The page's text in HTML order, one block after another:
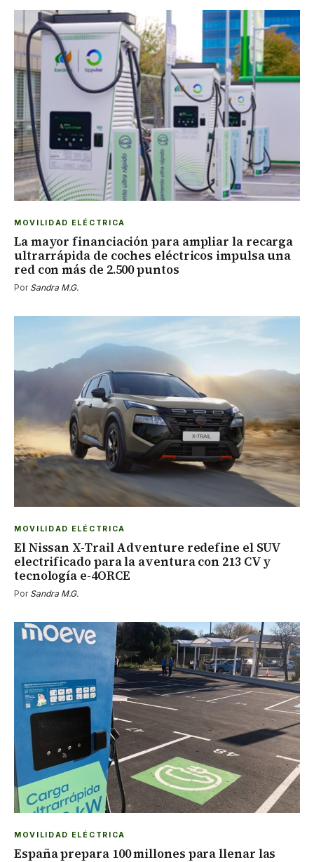
MOVILIDAD ELÉCTRICA
La mayor financiación para ampliar la recarga
ultrarrápida de coches eléctricos impulsa una
red con más de 2.500 puntos
Por Sandra M.G.
MOVILIDAD ELÉCTRICA
El Nissan X-Trail Adventure redefine el SUV
electrificado para la aventura con 213 CV y
tecnología e-4ORCE
Por Sandra M.G.
MOVILIDAD ELÉCTRICA
España prepara 100 millones para llenar las